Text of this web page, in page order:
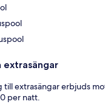
extrasängar
till extrasängar erbjuds
per natt.